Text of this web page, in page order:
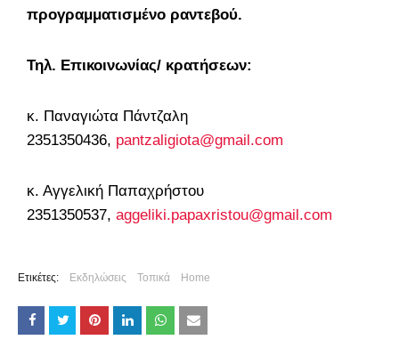
προγραμματισμένο ραντεβού.
Τηλ. Επικοινωνίας/ κρατήσεων:
κ. Παναγιώτα Πάντζαλη
2351350436, pantzaligiota@gmail.com
κ. Αγγελική Παπαχρήστου
2351350537, aggeliki.papaxristou@gmail.com
Ετικέτες: Εκδηλώσεις Τοπικά Home